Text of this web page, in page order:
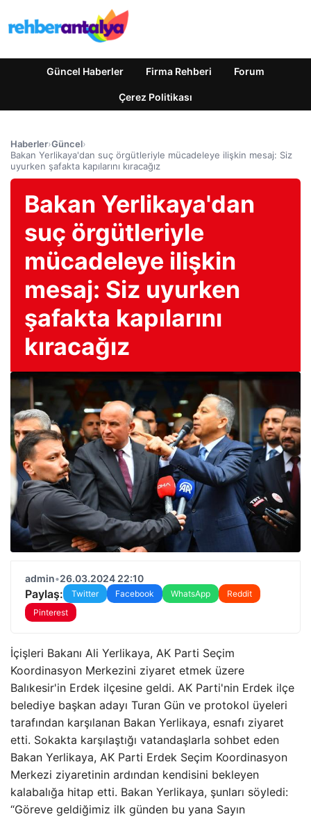
Güncel Haberler Firma Rehberi Forum
Çerez Politikası
Haberler›Güncel›
Bakan Yerlikaya'dan suç örgütleriyle mücadeleye ilişkin mesaj: Siz
uyurken şafakta kapılarını kıracağız
Bakan Yerlikaya'dan
suç örgütleriyle
mücadeleye ilişkin
mesaj: Siz uyurken
şafakta kapılarını
kıracağız
admin•26.03.2024 22:10
Paylaş: Twitter Facebook WhatsApp
Reddit
Pinterest
İçişleri Bakanı Ali Yerlikaya, AK Parti Seçim
Koordinasyon Merkezini ziyaret etmek üzere
Balıkesir'in Erdek ilçesine geldi. AK Parti'nin Erdek ilçe
belediye başkan adayı Turan Gün ve protokol üyeleri
tarafından karşılanan Bakan Yerlikaya, esnafı ziyaret
etti. Sokakta karşılaştığı vatandaşlarla sohbet eden
Bakan Yerlikaya, AK Parti Erdek Seçim Koordinasyon
Merkezi ziyaretinin ardından kendisini bekleyen
kalabalığa hitap etti. Bakan Yerlikaya, şunları söyledi:
“Göreve geldiğimiz ilk günden bu yana Sayın